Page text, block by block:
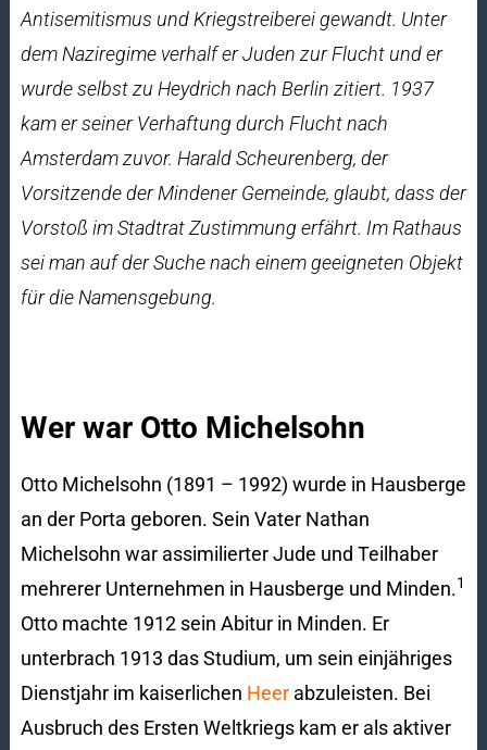
Antisemitismus und Kriegstreiberei gewandt. Unter
dem Naziregime verhalf er Juden zur Flucht und er
wurde selbst zu Heydrich nach Berlin zitiert. 1937
kam er seiner Verhaftung durch Flucht nach
Amsterdam zuvor. Harald Scheurenberg, der
Vorsitzende der Mindener Gemeinde, glaubt, dass der
Vorstoß im Stadtrat Zustimmung erfährt. Im Rathaus
sei man auf der Suche nach einem geeigneten Objekt
für die Namensgebung.
Wer war Otto Michelsohn
Otto Michelsohn (1891 – 1992) wurde in Hausberge
an der Porta geboren. Sein Vater Nathan
Michelsohn war assimilierter Jude und Teilhaber
mehrerer Unternehmen in Hausberge und Minden.1
Otto machte 1912 sein Abitur in Minden. Er
unterbrach 1913 das Studium, um sein einjähriges
Dienstjahr im kaiserlichen Heerabzuleisten. Bei
Ausbruch des Ersten Weltkriegs kam er als aktiver